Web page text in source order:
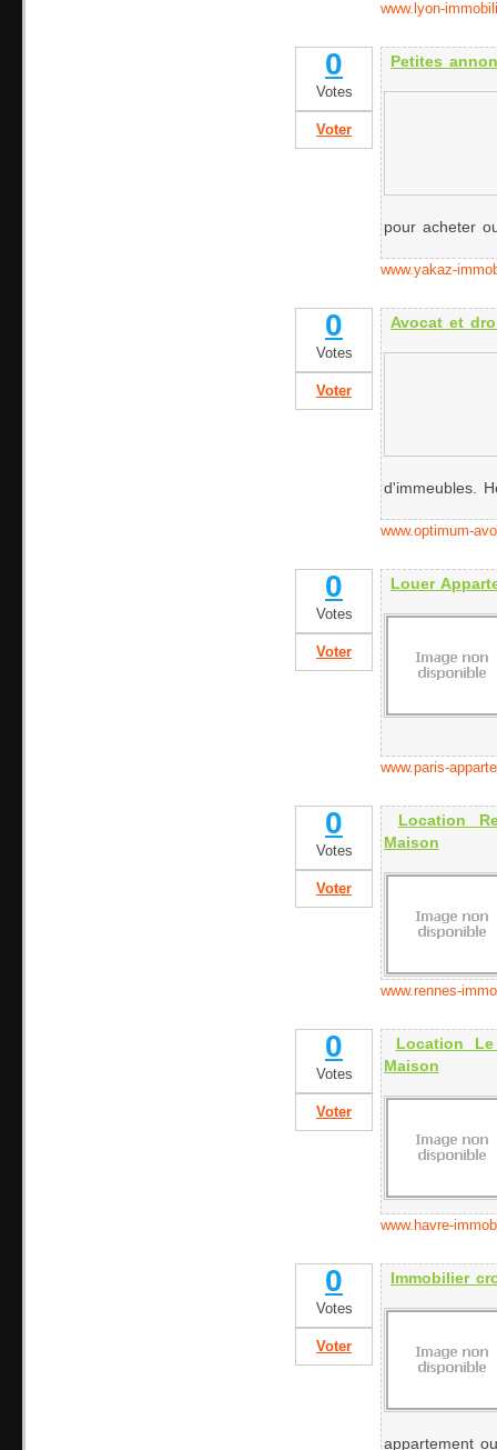
www.lyon-
0
Votes
Voter
Petites
pour acheter
www.yakaz-
0
Votes
Voter
Avocat et
d'immeubles.
www.optimum-
0
Votes
Voter
Louer
www.paris-
0
Votes
Voter
Location
Maison
www.rennes-
0
Votes
Voter
Location
Maison
www.havre-
0
Votes
Voter
Immobilier
appartement